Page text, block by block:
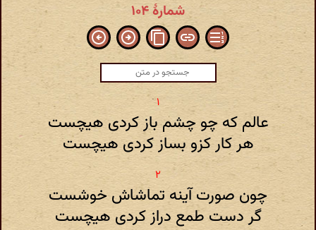
شمارهٔ ۱۰۴
عالم که چو چشم باز کردی هیچست
هر کار کزو بساز کردی هیچست
چون صورت آینه تماشاش خوشست
گر دست طمع دراز کردی هیچست